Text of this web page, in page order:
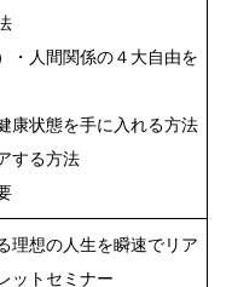
・人間関係の４大自由を
康状態を手に入れる方法
する方法
理想の人生を瞬速でリア
ットセミナー